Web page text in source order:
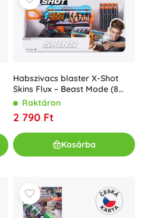
Habszivacs blaster X-Shot
Skins Flux – Beast Mode (8
lövedék)
Raktáron
2 790 Ft
Kosárba